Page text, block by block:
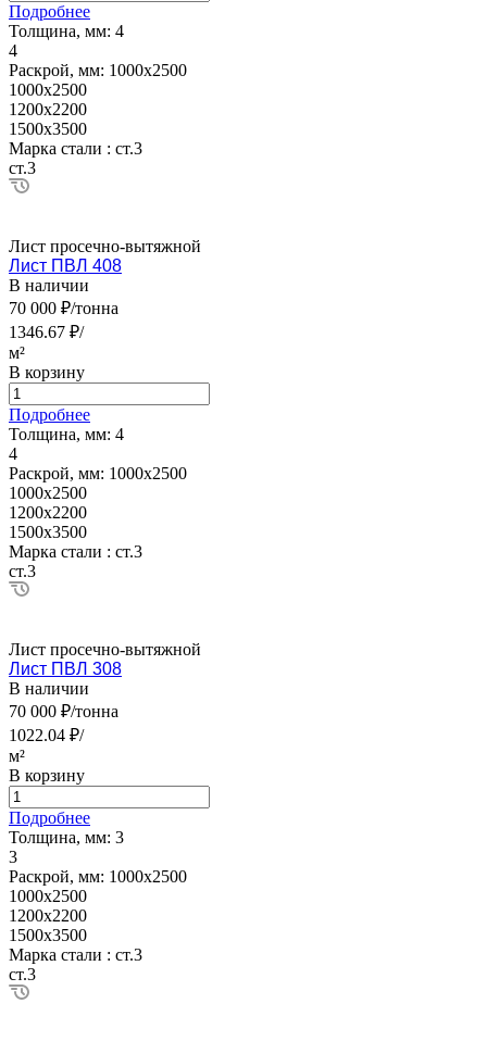
Подробнее
Толщина, мм: 4
4
Раскрой, мм: 1000х2500
1000х2500
1200х2200
1500х3500
Марка стали : ст.3
ст.3
Лист просечно-вытяжной
Лист ПВЛ 408
В наличии
70 000 ₽/тонна
1346.67 ₽/
м²
В корзину
Подробнее
Толщина, мм: 4
4
Раскрой, мм: 1000х2500
1000х2500
1200х2200
1500х3500
Марка стали : ст.3
ст.3
Лист просечно-вытяжной
Лист ПВЛ 308
В наличии
70 000 ₽/тонна
1022.04 ₽/
м²
В корзину
Подробнее
Толщина, мм: 3
3
Раскрой, мм: 1000х2500
1000х2500
1200х2200
1500х3500
Марка стали : ст.3
ст.3